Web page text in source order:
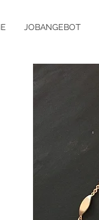
JOBANGEBOT